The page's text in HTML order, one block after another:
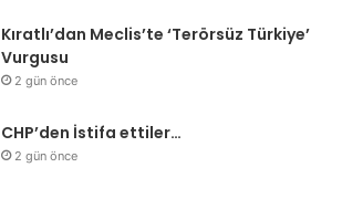
Kıratlı’dan Meclis’te ‘Terörsüz Türkiye’
Vurgusu
2 gün önce
CHP’den İstifa ettiler…
2 gün önce